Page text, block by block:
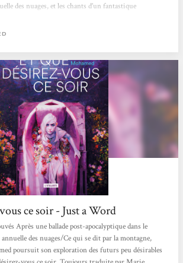
des nuages, et les chants d’un fantastique
plus sombre moralement entre zombie et réécriture
ce soir - Just a Word
Après une ballade post-apocalyptique dans le
des nuages/Ce qui se dit par la montagne,
poursuit son exploration des futurs peu désirables